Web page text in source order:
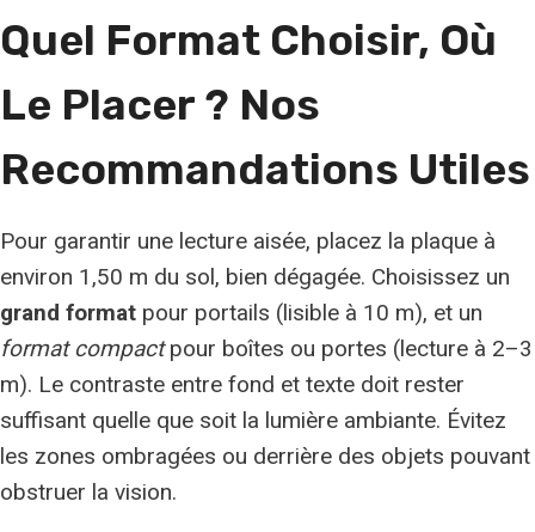
Quel Format Choisir, Où
Le Placer ? Nos
Recommandations Utiles
Pour garantir une lecture aisée, placez la plaque à
environ 1,50 m du sol, bien dégagée. Choisissez un
grand format pour portails (lisible à 10 m), et un
format compactpour boîtes ou portes (lecture à 2–3
m). Le contraste entre fond et texte doit rester
suffisant quelle que soit la lumière ambiante. Évitez
les zones ombragées ou derrière des objets pouvant
obstruer la vision.